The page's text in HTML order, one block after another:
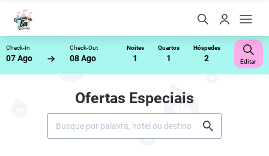
Check-In
07 Ago
Check-Out
08 Ago
Noites
1
Quartos
1
Hóspedes
2 Editar
Ofertas Especiais